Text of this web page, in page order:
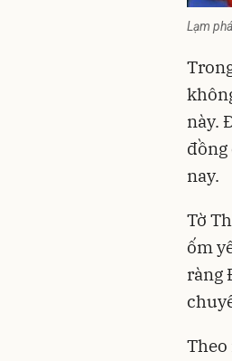
Lạm
này.
nay.
Tờ
ốm
ràng
Theo